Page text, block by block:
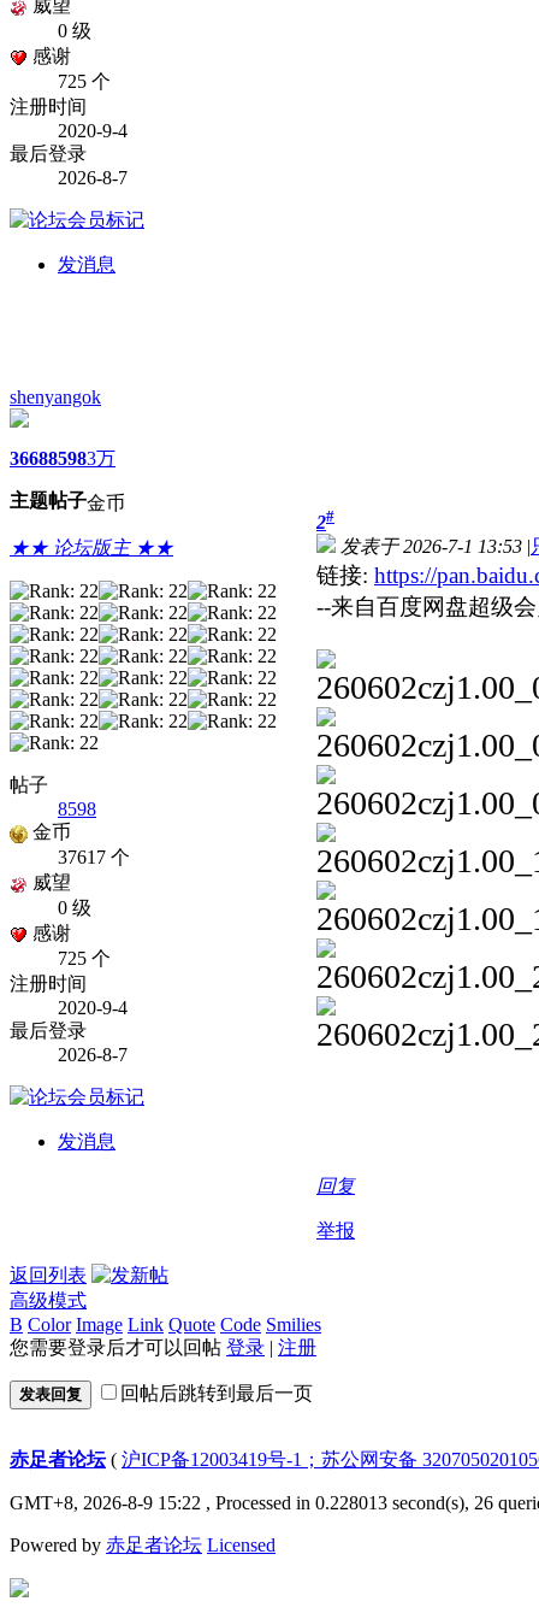
威望
0 级
感谢
725 个
注册时间
2020-9-4
最后登录
2026-8-7
发消息
shenyangok
3668
主题
8598
帖子
3万
金币
★★ 论坛版主 ★★
帖子
8598
金币
37617 个
威望
0 级
感谢
725 个
注册时间
2020-9-4
最后登录
2026-8-7
发消息
2#
发表于 2026-7-1 13:53 |
链接: https://
--来自百度网盘超级
回复
举报
返回列表
高级模式
B Color Image Link Quote Code Smilies
您需要登录后才可以回帖 登录 | 注册
发表回复 回帖后跳转到最后一页
赤足者论坛( 沪ICP备12003419号-1；苏公网安备
GMT+8, 2026-8-9 15:22 , Processed in 0.228013 second(s), 26
Powered by 赤足者论坛 Licensed